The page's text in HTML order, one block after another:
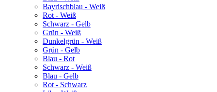
Bayrischblau - Weiß
Rot - Weiß
Schwarz - Gelb
Grün - Weiß
Dunkelgrün - Weiß
Grün - Gelb
Blau - Rot
Schwarz - Weiß
Blau - Gelb
Rot - Schwarz